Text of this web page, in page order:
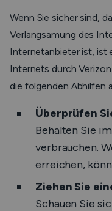
Wenn Sie sicher sind,
Verlangsamung des
Internetanbieter ist, ist
Internets durch
die folgenden Abhilfen
Überprüfen
Behalten Sie
verbrauchen.
erreichen,
Ziehen Sie
Schauen Sie